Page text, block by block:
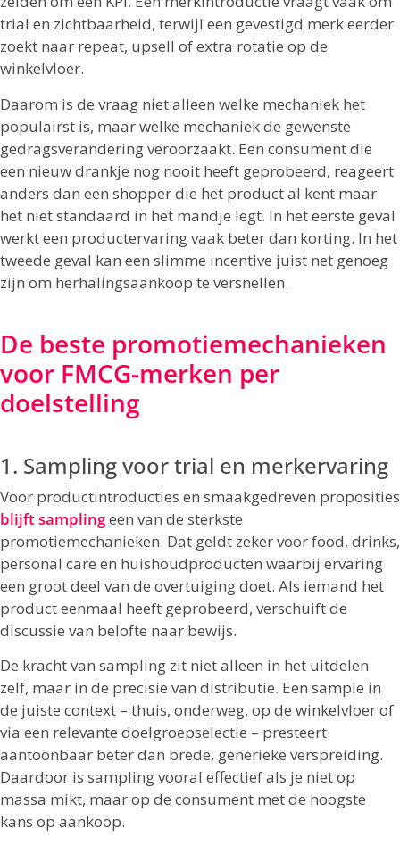
trial en zichtbaarheid, terwijl een gevestigd merk eerder
zoekt naar repeat, upsell of extra rotatie op de
winkelvloer.
Daarom is de vraag niet alleen welke mechaniek het
populairst is, maar welke mechaniek de gewenste
gedragsverandering veroorzaakt. Een consument die
een nieuw drankje nog nooit heeft geprobeerd, reageert
anders dan een shopper die het product al kent maar
het niet standaard in het mandje legt. In het eerste geval
werkt een productervaring vaak beter dan korting. In het
tweede geval kan een slimme incentive juist net genoeg
zijn om herhalingsaankoop te versnellen.
De beste promotiemechanieken
voor FMCG-merken per
doelstelling
1. Sampling voor trial en merkervaring
Voor productintroducties en smaakgedreven proposities
blijft samplingeen van de sterkste
promotiemechanieken. Dat geldt zeker voor food, drinks,
personal care en huishoudproducten waarbij ervaring
een groot deel van de overtuiging doet. Als iemand het
product eenmaal heeft geprobeerd, verschuift de
discussie van belofte naar bewijs.
De kracht van sampling zit niet alleen in het uitdelen
zelf, maar in de precisie van distributie. Een sample in
de juiste context – thuis, onderweg, op de winkelvloer of
via een relevante doelgroepselectie – presteert
aantoonbaar beter dan brede, generieke verspreiding.
Daardoor is sampling vooral effectief als je niet op
massa mikt, maar op de consument met de hoogste
kans op aankoop.